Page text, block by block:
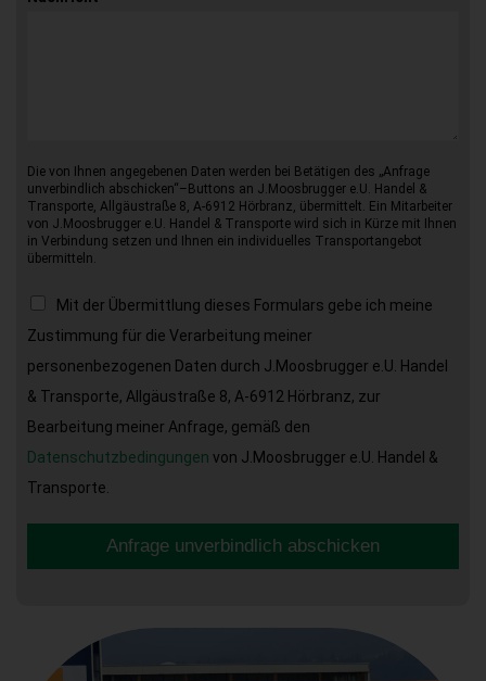
Die von Ihnen angegebenen Daten werden bei Betätigen des „Anfrage
unverbindlich abschicken“–Buttons an J.Moosbrugger e.U. Handel &
Transporte, Allgäustraße 8, A-6912 Hörbranz, übermittelt. Ein Mitarbeiter
von J.Moosbrugger e.U. Handel & Transporte wird sich in Kürze mit Ihnen
in Verbindung setzen und Ihnen ein individuelles Transportangebot
übermitteln.
Mit der Übermittlung dieses Formulars gebe ich meine
Zustimmung für die Verarbeitung meiner
personenbezogenen Daten durch J.Moosbrugger e.U. Handel
& Transporte, Allgäustraße 8, A-6912 Hörbranz, zur
Bearbeitung meiner Anfrage, gemäß den
Datenschutzbedingungen von J.Moosbrugger e.U. Handel &
Transporte.
Anfrage unverbindlich abschicken